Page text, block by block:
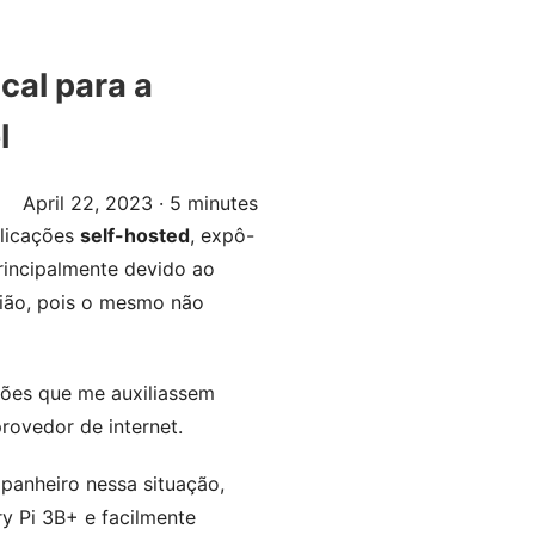
para a
April 22, 2023 · 5 minutes
self-hosted, expô-
devido ao
pois o mesmo não
que me auxiliassem
de internet.
nessa situação,
Pi 3B+ e facilmente